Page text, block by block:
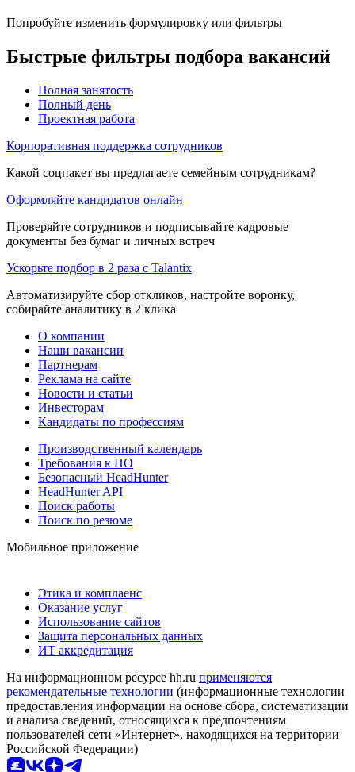
Попробуйте изменить формулировку или фильтры
Быстрые фильтры подбора вакансий
Полная занятость
Полный день
Проектная работа
Корпоративная поддержка сотрудников
Какой соцпакет вы предлагаете семейным сотрудникам?
Оформляйте кандидатов онлайн
Проверяйте сотрудников и подписывайте кадровые
документы без бумаг и личных встреч
Ускорьте подбор в 2 раза с Talantix
Автоматизируйте сбор откликов, настройте воронку,
собирайте аналитику в 2 клика
О компании
Наши вакансии
Партнерам
Реклама на сайте
Новости и статьи
Инвесторам
Кандидаты по профессиям
Производственный календарь
Требования к ПО
Безопасный HeadHunter
HeadHunter API
Поиск работы
Поиск по резюме
Мобильное приложение
Этика и комплаенс
Оказание услуг
Использование сайтов
Защита персональных данных
ИТ аккредитация
На информационном ресурсе hh.ru применяются
рекомендательные технологии (информационные технологии
предоставления информации на основе сбора, систематизации
и анализа сведений, относящихся к предпочтениям
пользователей сети «Интернет», находящихся на территории
Российской Федерации)